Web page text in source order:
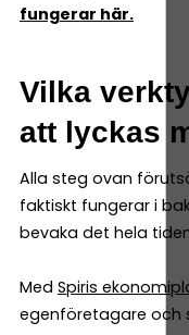
fungerar här.
Vilka
att lyckas
Alla steg ovan
faktiskt fungerar i
bevaka det hela
Med Spiris
egenföretagare och